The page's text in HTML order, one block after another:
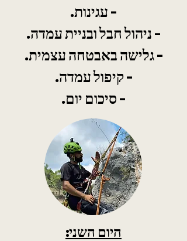
- עגינות.
- ניהול חבל ובניית עמדה.
- גלישה באבטחה עצמית.
- קיפול עמדה.
- סיכום יום.
היום השני: